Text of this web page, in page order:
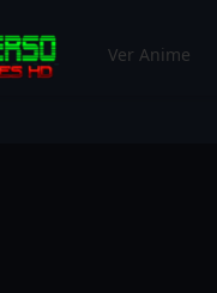
Ver Anime